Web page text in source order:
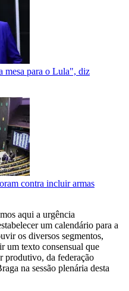
mesa para o Lula", diz
contra incluir armas
aqui a urgência
um calendário para a
os diversos segmentos,
um texto consensual que
produtivo, da federação
na sessão plenária desta